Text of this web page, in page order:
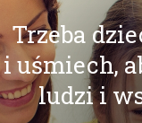
Trzeba
i uśmiech,
ludzi i